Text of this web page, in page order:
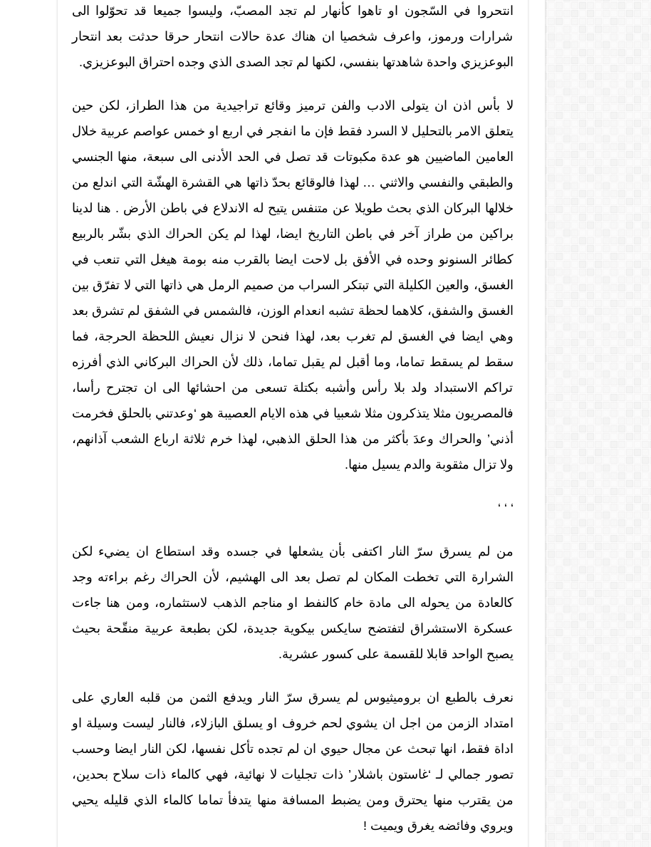
انتحروا في السّجون او تاهوا كأنهار لم تجد المصبّ، وليسوا جميعا قد تحوّلوا الى
شرارات ورموز، واعرف شخصيا ان هناك عدة حالات انتحار حرقا حدثت بعد انتحار
البوعزيزي واحدة شاهدتها بنفسي، لكنها لم تجد الصدى الذي وجده احتراق البوعزيزي.
لا بأس اذن ان يتولى الادب والفن ترميز وقائع تراجيدية من هذا الطراز، لكن حين
يتعلق الامر بالتحليل لا السرد فقط فإن ما انفجر في اربع او خمس عواصم عربية خلال
العامين الماضيين هو عدة مكبوتات قد تصل في الحد الأدنى الى سبعة، منها الجنسي
والطبقي والنفسي والاثني … لهذا فالوقائع بحدّ ذاتها هي القشرة الهشّة التي اندلع من
خلالها البركان الذي بحث طويلا عن متنفس يتيح له الاندلاع في باطن الأرض . هنا لدينا
براكين من طراز آخر في باطن التاريخ ايضا، لهذا لم يكن الحراك الذي بشّر بالربيع
كطائر السنونو وحده في الأفق بل لاحت ايضا بالقرب منه بومة هيغل التي تنعب في
الغسق، والعين الكليلة التي تبتكر السراب من صميم الرمل هي ذاتها التي لا تفرّق بين
الغسق والشفق، كلاهما لحظة تشبه انعدام الوزن، فالشمس في الشفق لم تشرق بعد
وهي ايضا في الغسق لم تغرب بعد، لهذا فنحن لا نزال نعيش اللحظة الحرجة، فما
سقط لم يسقط تماما، وما أقبل لم يقبل تماما، ذلك لأن الحراك البركاني الذي أفرزه
تراكم الاستبداد ولد بلا رأس وأشبه بكتلة تسعى من احشائها الى ان تجترح رأسا،
فالمصريون مثلا يتذكرون مثلا شعبيا في هذه الايام العصيبة هو ‘وعدتني بالحلق فخرمت
أذني’ والحراك وعدَ بأكثر من هذا الحلق الذهبي، لهذا خرم ثلاثة ارباع الشعب آذانهم،
ولا تزال مثقوبة والدم يسيل منها.
‘ ‘ ‘
من لم يسرق سرّ النار اكتفى بأن يشعلها في جسده وقد استطاع ان يضيء لكن
الشرارة التي تخطت المكان لم تصل بعد الى الهشيم، لأن الحراك رغم براءته وجد
كالعادة من يحوله الى مادة خام كالنفط او مناجم الذهب لاستثماره، ومن هنا جاءت
عسكرة الاستشراق لتفتضح سايكس بيكوية جديدة، لكن بطبعة عربية منقّحة بحيث
يصبح الواحد قابلا للقسمة على كسور عشرية.
نعرف بالطبع ان بروميثيوس لم يسرق سرّ النار ويدفع الثمن من قلبه العاري على
امتداد الزمن من اجل ان يشوي لحم خروف او يسلق البازلاء، فالنار ليست وسيلة او
اداة فقط، انها تبحث عن مجال حيوي ان لم تجده تأكل نفسها، لكن النار ايضا وحسب
تصور جمالي لـ ‘غاستون باشلار’ ذات تجليات لا نهائية، فهي كالماء ذات سلاح بحدين،
من يقترب منها يحترق ومن يضبط المسافة منها يتدفأ تماما كالماء الذي قليله يحيي
ويروي وفائضه يغرق ويميت !